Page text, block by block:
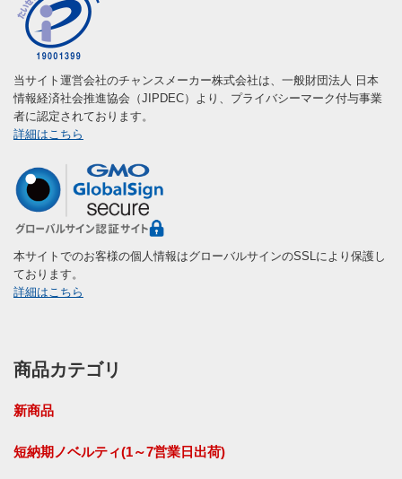
当サイト運営会社のチャンスメーカー株式会社は、一般財団法人 日本
情報経済社会推進協会（JIPDEC）より、プライバシーマーク付与事業
者に認定されております。
詳細はこちら
本サイトでのお客様の個人情報はグローバルサインのSSLにより保護し
ております。
詳細はこちら
商品カテゴリ
新商品
短納期ノベルティ(1～7営業日出荷)